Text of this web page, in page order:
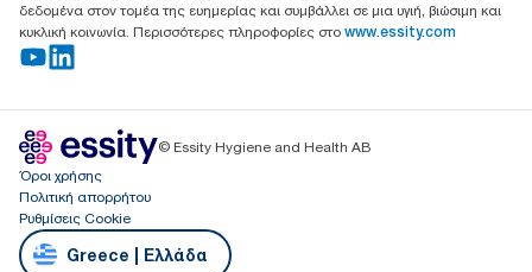
δεδομένα στον τομέα της ευημερίας και συμβάλλει σε μια υγιή, βιώσιμη και
κυκλική κοινωνία. Περισσότερες πληροφορίες στο www.essity.com
© Essity Hygiene and Health AB
Όροι χρήσης
Πολιτική απορρήτου
Ρυθμίσεις Cookie
Greece | Ελλάδα